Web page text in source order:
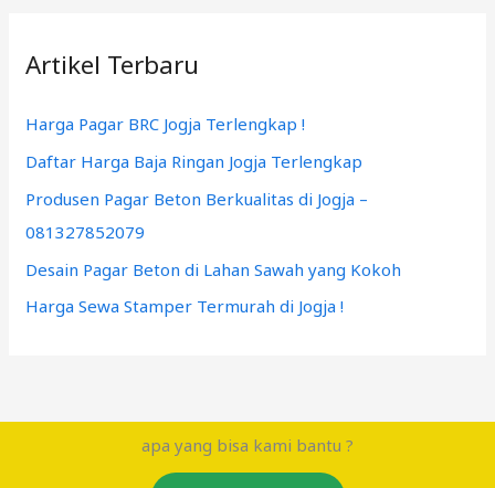
Artikel Terbaru
Harga Pagar BRC Jogja Terlengkap !
Daftar Harga Baja Ringan Jogja Terlengkap
Produsen Pagar Beton Berkualitas di Jogja –
081327852079
Desain Pagar Beton di Lahan Sawah yang Kokoh
Harga Sewa Stamper Termurah di Jogja !
apa yang bisa kami bantu ?